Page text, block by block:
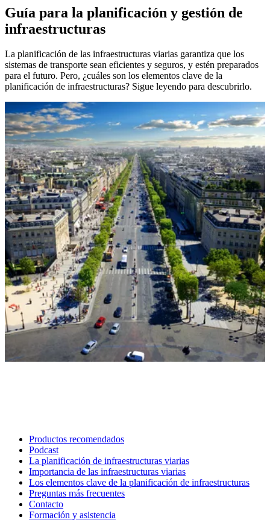
Guía para la planificación y gestión de
infraestructuras
La planificación de las infraestructuras viarias garantiza que los
sistemas de transporte sean eficientes y seguros, y estén preparados
para el futuro. Pero, ¿cuáles son los elementos clave de la
planificación de infraestructuras? Sigue leyendo para descubrirlo.
Productos recomendados
Podcast
La planificación de infraestructuras viarias
Importancia de las infraestructuras viarias
Los elementos clave de la planificación de infraestructuras
Preguntas más frecuentes
Contacto
Formación y asistencia